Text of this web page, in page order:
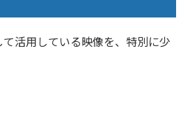
活用している映像を、特別に少